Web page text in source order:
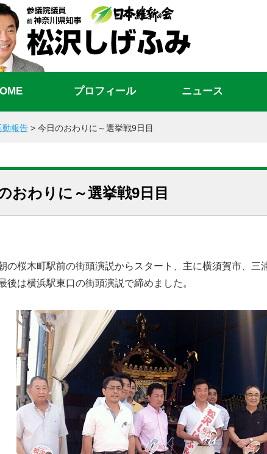
プロフィール ニュース
動報告 > 今日のおわりに～選挙戦9日目
おわりに～選挙戦9日目
の桜木町駅前の街頭演説からスタート、主に横須賀市、 三
後は横浜駅東口の街頭演説で締めました。